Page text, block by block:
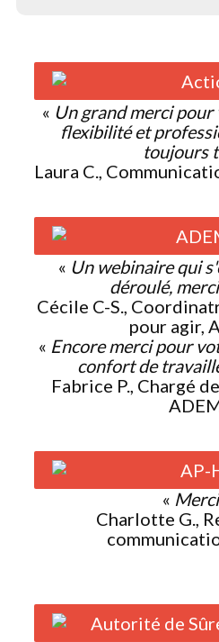
« Un grand merci
flexibilité et
toujours
Laura C.,
« Un webinaire qui
déroulé,
Cécile C-S.,
pour agir,
« Encore merci pour
confort de
Fabrice P., Chargé
«
Charlotte G.,